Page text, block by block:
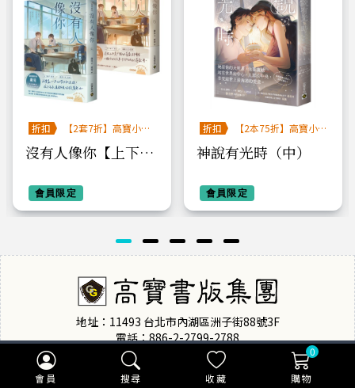
會員 搜尋 收藏
0
購物
折扣
【2套7折】高寶小說
沒有人像你【上下套
會員限定
折扣
【2本75折】高寶小
神說有光時（中）
會員限定
地址：11493 台北市內湖區洲子街88號3F
電話：886-2-2799-2788
傳真：886-2-2799-0909